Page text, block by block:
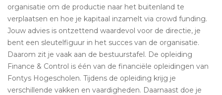
organisatie om de productie naar het buitenland te
verplaatsen en hoe je kapitaal inzamelt via crowd funding.
Jouw advies is ontzettend waardevol voor de directie, je
bent een sleutelfiguur in het succes van de organisatie.
Daarom zit je vaak aan de bestuurstafel. De opleiding
Finance & Control is één van de financiële opleidingen van
Fontys Hogescholen. Tijdens de opleiding krijg je
verschillende vakken en vaardigheden. Daarnaast doe je